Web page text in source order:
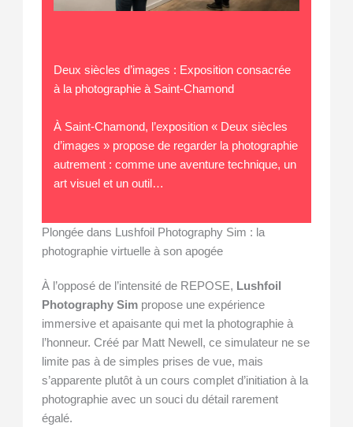
Deux siècles d’images : Exposition consacrée
à la photographie à Saint-Chamond
À Saint-Chamond, l’exposition « Deux siècles
d’images » propose de regarder la photographie
autrement : comme une aventure technique, un
art visuel et un outil…
Plongée dans Lushfoil Photography Sim : la
photographie virtuelle à son apogée
À l’opposé de l’intensité de REPOSE, Lushfoil
Photography Sim propose une expérience
immersive et apaisante qui met la photographie à
l’honneur. Créé par Matt Newell, ce simulateur ne se
limite pas à de simples prises de vue, mais
s’apparente plutôt à un cours complet d’initiation à la
photographie avec un souci du détail rarement
égalé.